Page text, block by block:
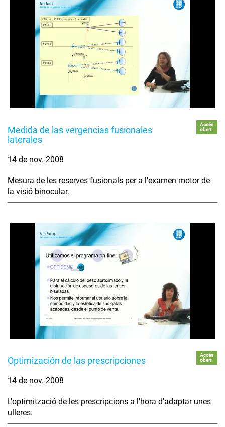
Medida de las vergencias fusionales
laterales
Accés
obert
14 de nov. 2008
Mesura de les reserves fusionals per a l'examen motor de
la visió binocular.
Optimización de las prescripciones
Accés
obert
14 de nov. 2008
L'optimització de les prescripcions a l'hora d'adaptar unes
ulleres.